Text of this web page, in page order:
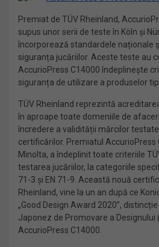
Premiat de TÜV Rheinland,
supus unor serii de teste în Köln și
încorporează standardele naționale
siguranța jucăriilor. Aceste teste au
AccurioPress C14000 îndeplinește
siguranța de utilizare a produselor
TÜV Rheinland reprezintă
în aproape toate domeniile de
încredere a validității mărcilor
certificărilor. Premiatul AccurioPress
Minolta, a îndeplinit toate criteriile
testarea jucăriilor, la categoriile
71-3 și EN 71-9. Această nouă
Rheinland, vine la un an după ce
„Good Design Award 2020”,
Japonez de Promovare a Designului
AccurioPress C14000.